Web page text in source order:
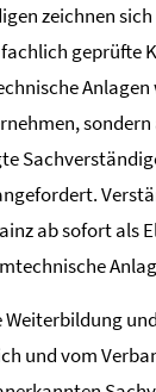
zeichnen
geprüfte
ab sofort als
Weiterbildung
und vom